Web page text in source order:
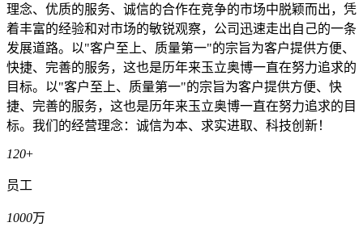
理念、优质的服务、诚信的合作在竞争的市场中脱颖而出，凭
着丰富的经验和对市场的敏锐观察，公司迅速走出自己的一条
发展道路。以"客户至上、质量第一"的宗旨为客户提供方便、
快捷、完善的服务，这也是历年来玉立奥博一直在努力追求的
目标。以"客户至上、质量第一"的宗旨为客户提供方便、快
捷、完善的服务，这也是历年来玉立奥博一直在努力追求的目
标。我们的经营理念：诚信为本、求实进取、科技创新！
120+
员工
1000万